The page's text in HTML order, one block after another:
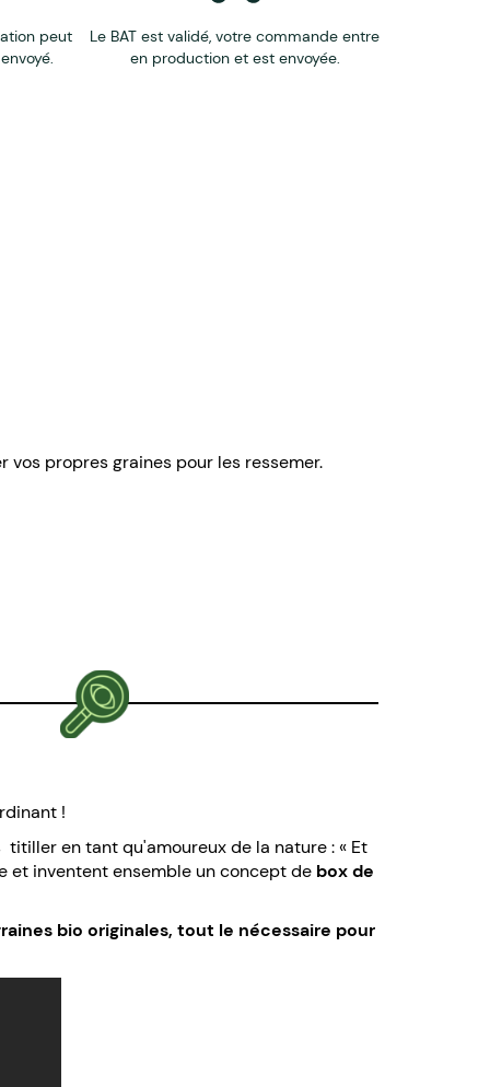
peut
Le BAT est validé, votre commande entre
en production et est envoyée.
propres graines pour les ressemer.
!
en tant qu'amoureux de la nature : « Et
et inventent ensemble un concept de box de
bio originales, tout le nécessaire pour